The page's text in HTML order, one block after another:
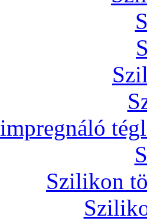
Szilikon